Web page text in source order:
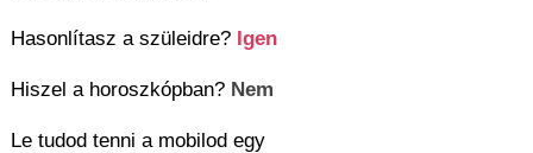
Hasonlítasz a szüleidre? Igen
Hiszel a horoszkópban? Nem
Le tudod tenni a mobilod egy